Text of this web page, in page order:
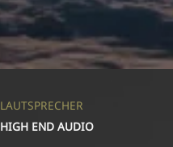
LAUTSPRECHER
HIGH END AUDIO